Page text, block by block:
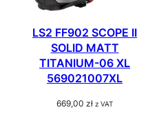
LS2 FF902 SCOPE II
SOLID MATT
TITANIUM-06 XL
569021007XL
669,00 zł z VAT